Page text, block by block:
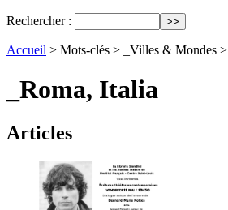
Rechercher :
Accueil > Mots-clés > _Villes & Mondes >
_Roma, Italia
Articles